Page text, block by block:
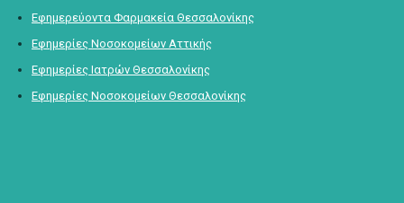
Εφημερεύοντα Φαρμακεία Θεσσαλονίκης
Εφημερίες Νοσοκομείων Αττικής
Εφημερίες Ιατρών Θεσσαλονίκης
Εφημερίες Νοσοκομείων Θεσσαλονίκης